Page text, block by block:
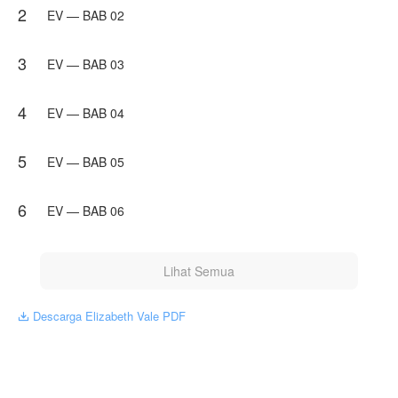
hanyalah pandangan pribadi pembuatnya, tidak mewakili
2 EV — BAB 02
3 EV — BAB 03
4 EV — BAB 04
5 EV — BAB 05
6 EV — BAB 06
Lihat Semua
 Descarga Elizabeth Vale PDF